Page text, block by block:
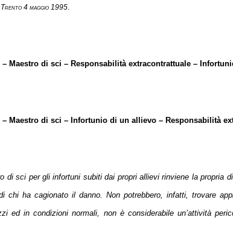
4 maggio 1995.
Maestro di sci – Responsabilità extracontrattuale –
Maestro di sci – Infortunio di un allievo – Responsabilità
di sci per gli infortuni subiti dai propri allievi rinviene la propria
chi ha cagionato il danno. Non potrebbero, infatti, trovare
ed in condizioni normali, non è considerabile un’attività